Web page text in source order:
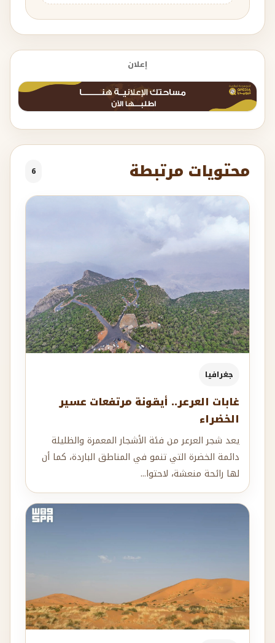
إعلان
محتويات مرتبطة 6
جغرافيا
غابات العرعر.. أيقونة مرتفعات عسير
الخضراء
يعد شجر العرعر من فئة الأشجار المعمرة والظليلة
دائمة الخضرة التي تنمو في المناطق الباردة، كما أن
لها رائحة منعشة، لاحتوا...